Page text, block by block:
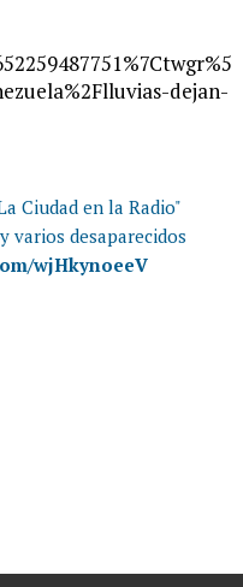
dejan-
Ciudad en la Radio"
varios desaparecidos
wjHkynoeeV